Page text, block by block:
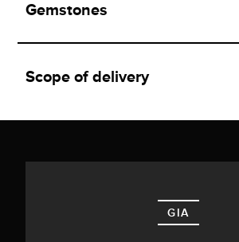
Gemstones
Scope of delivery
GIA